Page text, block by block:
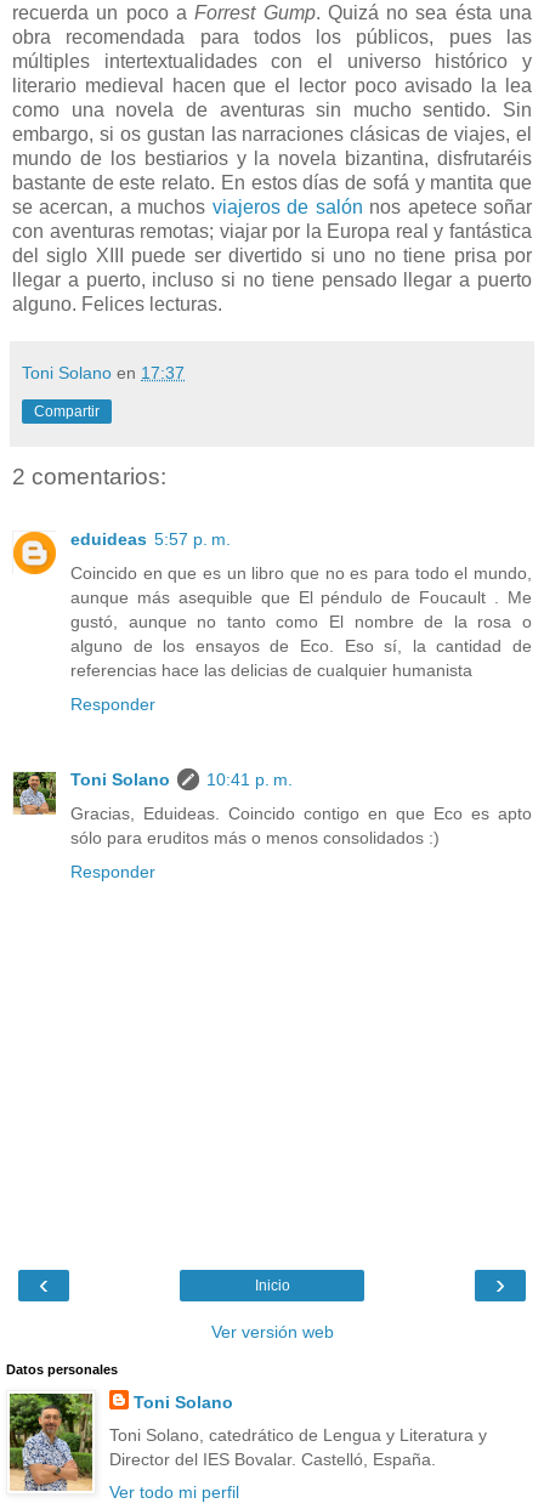
recuerda un poco aForrest Gump. Quizá no sea ésta una
obra recomendada para todos los públicos, pues las
múltiples intertextualidades con el universo histórico y
literario medieval hacen que el lector poco avisado la lea
como una novela de aventuras sin mucho sentido. Sin
embargo, si os gustan las narraciones clásicas de viajes, el
mundo de los bestiarios y la novela bizantina, disfrutaréis
bastante de este relato. En estos días de sofá y mantita que
se acercan, a muchos viajeros de salón nos apetece soñar
con aventuras remotas; viajar por la Europa real y fantástica
del siglo XIII puede ser divertido si uno no tiene prisa por
llegar a puerto, incluso si no tiene pensado llegar a puerto
alguno. Felices lecturas.
Toni Solano en 17:37
Compartir
2 comentarios:
eduideas 5:57 p. m.
Coincido en que es un libro que no es para todo el mundo,
aunque más asequible que El péndulo de Foucault . Me
gustó, aunque no tanto como El nombre de la rosa o
alguno de los ensayos de Eco. Eso sí, la cantidad de
referencias hace las delicias de cualquier humanista
Responder
Toni Solano
10:41 p. m.
Gracias, Eduideas. Coincido contigo en que Eco es apto
sólo para eruditos más o menos consolidados :)
Responder
‹ ›
Inicio
Ver versión web
Datos personales
Toni Solano
Toni Solano, catedrático de Lengua y Literatura y
Director del IES Bovalar. Castelló, España.
Ver todo mi perfil